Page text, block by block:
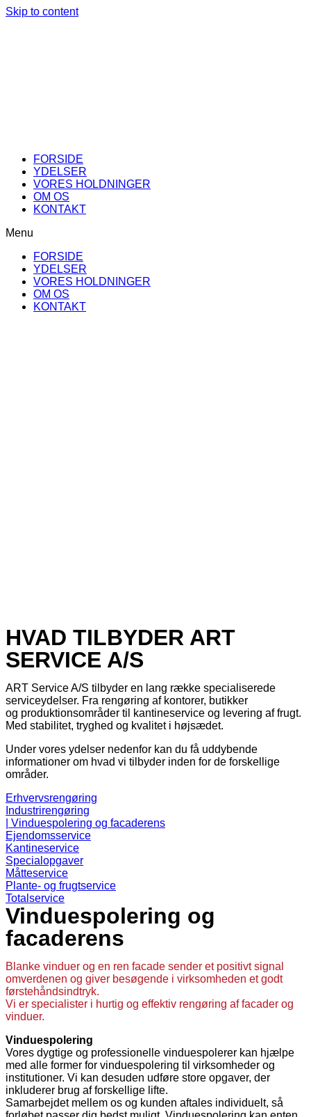
Skip to content
FORSIDE
YDELSER
VORES HOLDNINGER
OM OS
KONTAKT
Menu
FORSIDE
YDELSER
VORES HOLDNINGER
OM OS
KONTAKT
HVAD TILBYDER ART
SERVICE A/S
ART Service A/S tilbyder en lang række specialiserede
serviceydelser. Fra rengøring af kontorer, butikker
og produktionsområder til kantineservice og levering af frugt.
Med stabilitet, tryghed og kvalitet i højsædet.
Under vores ydelser nedenfor kan du få uddybende
informationer om hvad vi tilbyder inden for de forskellige
områder.
Erhvervsrengøring
Industrirengøring
| Vinduespolering og facaderens
Ejendomsservice
Kantineservice
Specialopgaver
Måtteservice
Plante- og frugtservice
Totalservice
Vinduespolering og
facaderens
Blanke vinduer og en ren facade sender et positivt signal
omverdenen og giver besøgende i virksomheden et godt
førstehåndsindtryk.
Vi er specialister i hurtig og effektiv rengøring af facader og
vinduer.
Vinduespolering
Vores dygtige og professionelle vinduespolerer kan hjælpe
med alle former for vinduespolering til virksomheder og
institutioner. Vi kan desuden udføre store opgaver, der
inkluderer brug af forskellige lifte.
Samarbejdet mellem os og kunden aftales individuelt, så